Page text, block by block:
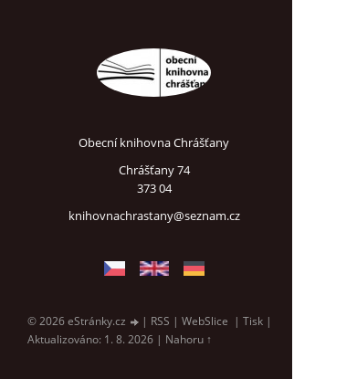
Obecní knihovna Chrášťany
Chrášťany 74
373 04
knihovnachrastany@seznam.cz
© 2026 eStránky.cz | RSS | WebSlice | Tisk |
Aktualizováno: 1. 8. 2026 | Nahoru ↑